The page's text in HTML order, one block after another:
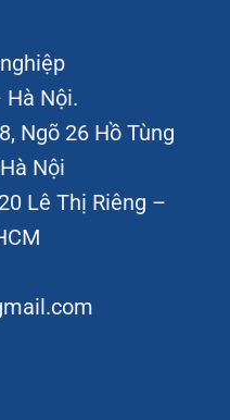
Nội.
Ngõ 26 Hồ Tùng
Nội
Lê Thị Riêng –